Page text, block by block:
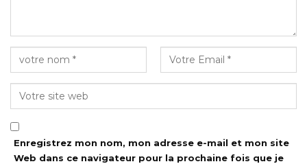
Enregistrez mon nom, mon adresse e-mail et mon site
Web dans ce navigateur pour la prochaine fois que je